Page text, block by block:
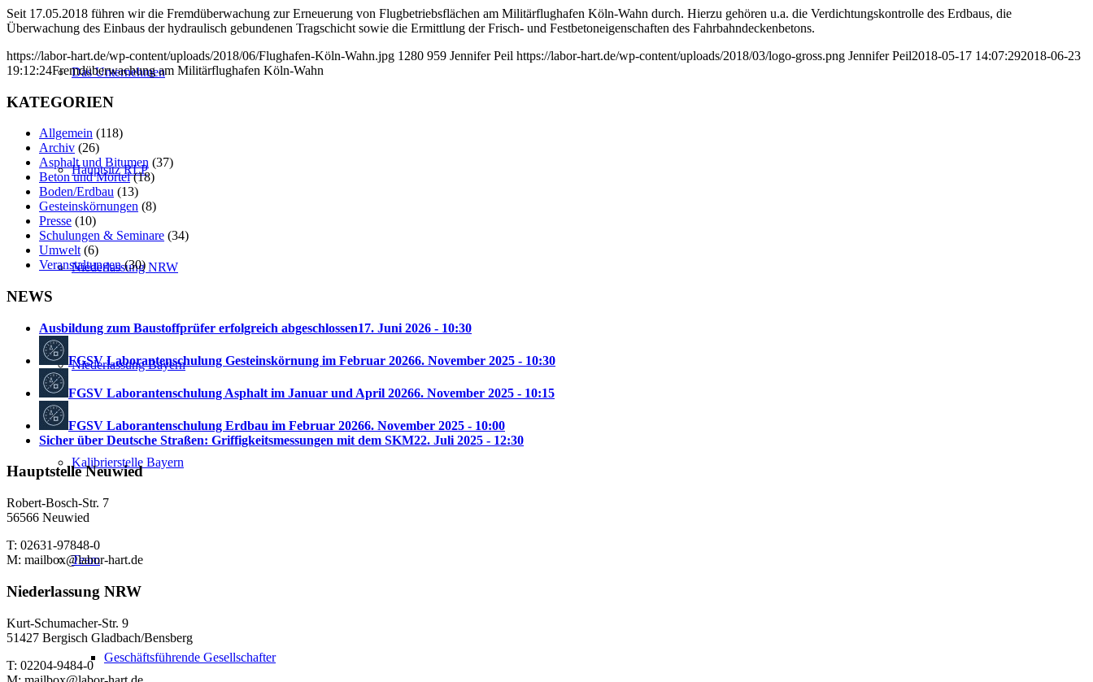
Das Unternehmen
Hauptsitz RLP
Niederlassung NRW
Niederlassung Bayern
Kalibrierstelle Bayern
Team
Geschäftsführende Gesellschafter
Seit 17.05.2018 führen wir die Fremdüberwachung zur Erneuerung von Flugbetriebsflächen am Militärflughafen Köln-Wahn durch. Hierzu gehören u.a. die Verdichtungskontrolle des Erdbaus, die
Überwachung des Einbaus der hydraulisch gebundenen Tragschicht sowie die Ermittlung der Frisch- und Festbetoneigenschaften des Fahrbahndeckenbetons.
https://labor-hart.de/wp-content/uploads/2018/06/Flughafen-Köln-Wahn.jpg 1280 959 Jennifer Peil https://labor-hart.de/wp-content/uploads/2018/03/logo-gross.png Jennifer Peil2018-05-17 14:07:292018-06-23
19:12:24Fremdüberwachung am Militärflughafen Köln-Wahn
KATEGORIEN
Allgemein (118)
Archiv (26)
Asphalt und Bitumen (37)
Beton und Mörtel(18)
Boden/Erdbau (13)
Gesteinskörnungen (8)
Presse (10)
Schulungen & Seminare (34)
Umwelt (6)
Veranstaltungen(30)
NEWS
Ausbildung zum Baustoffprüfer erfolgreich abgeschlossen17. Juni 2026 - 10:30
FGSV Laborantenschulung Gesteinskörnung im Februar 20266. November 2025 - 10:30
FGSV Laborantenschulung Asphalt im Januar und April 20266. November 2025 - 10:15
FGSV Laborantenschulung Erdbau im Februar 20266. November 2025 - 10:00
Sicher über Deutsche Straßen: Griffigkeitsmessungen mit dem SKM22. Juli 2025 - 12:30
Hauptstelle Neuwied
Robert-Bosch-Str. 7
56566 Neuwied
T: 02631-97848-0
M: mailbox@labor-hart.de
Niederlassung NRW
Kurt-Schumacher-Str. 9
51427 Bergisch Gladbach/Bensberg
T: 02204-9484-0